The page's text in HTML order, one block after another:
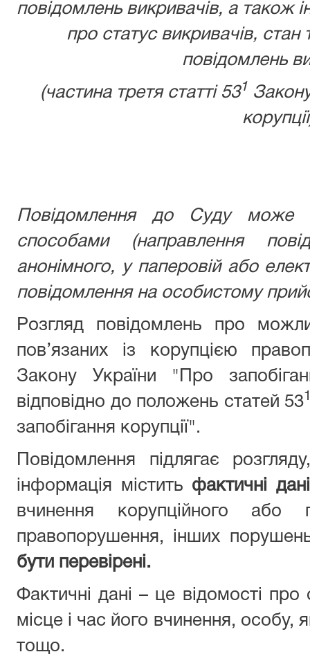
повідомлень викривачів, а також
про статус викривачів, стан
повідомлень
(частина третя статті 531
Повідомлення до Суду може
способами (направлення
анонімного, у паперовій або
повідомлення на особистому
Розгляд повідомлень про
пов’язаних із корупцією
Закону України "Про
відповідно до положень статей 53
запобігання корупції".
Повідомлення підлягає
інформація містить фактичні
вчинення корупційного або
правопорушення, інших
бути перевірені.
Фактичні дані – це відомості
місце і час його вчинення,
тощо.